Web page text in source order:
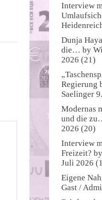
Interview
Dunja
die… by
2026 (21)
Regierung
Saelinger
Modernas
und die
2026 (20)
Interview
Freizeit? by
Juli 2026
Eigene
Gast /